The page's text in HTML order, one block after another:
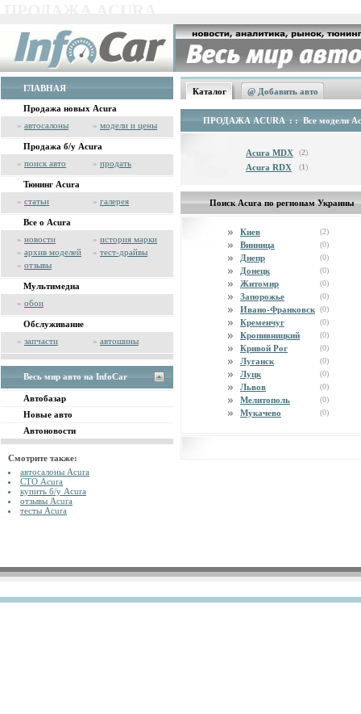
ГЛАВНАЯ
Продажа новых Acura
» автосалоны » модели и цены
Продажа б/у Acura
» поиск авто » продать
Тюнинг Acura
» статьи » галерея
Все о Acura
» новости » история марки
» архив моделей » тест-драйвы
» отзывы
Мультимедиа
» обои
Обслуживание
» запчасти » автошины
Весь мир авто на InfoCar
Автобазар
Новые авто
Автоновости
Смотрите также:
автосалоны Acura
СТО Acura
купить б/у Acura
отзывы Acura
тесты Acura
Каталог @ Добавить авто
ПРОДАЖА ACURA : : Все модели
Acura MDX (2)
Acura RDX (1)
Поиск Acura по регионам Украины
Киев (2)
Винница (0)
Днепр (0)
Донецк (0)
Житомир (0)
Запорожье (0)
Ивано-Франковск (0)
Кременчуг (0)
Кропивницкий (0)
Кривой Рог (0)
Луганск (0)
Луцк (0)
Львов (0)
Мелитополь (0)
Мукачево (0)